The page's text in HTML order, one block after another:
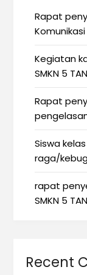
Rapat
Komunikasi
Kegiatan
SMKN 5
Rapat
Siswa
raga/
rapat
SMKN 5
Recent